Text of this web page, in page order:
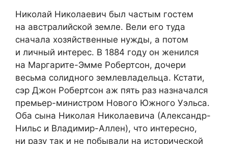
Николай Николаевич был частым гостем
на австралийской земле. Вели его туда
сначала хозяйственные нужды, а потом
и личный интерес. В 1884 году он женился
на Маргарите-Эмме Робертсон, дочери
весьма солидного землевладельца. Кстати,
сэр Джон Робертсон аж пять раз назначался
премьер-министром Нового Южного Уэльса.
Оба сына Николая Николаевича (Александр-
Нильс и Владимир-Аллен), что интересно,
ни разу так и не побывали на исторической